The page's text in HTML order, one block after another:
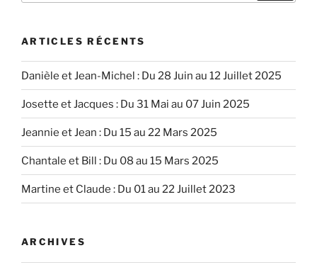
ARTICLES RÉCENTS
Danièle et Jean-Michel : Du 28 Juin au 12 Juillet 2025
Josette et Jacques : Du 31 Mai au 07 Juin 2025
Jeannie et Jean : Du 15 au 22 Mars 2025
Chantale et Bill : Du 08 au 15 Mars 2025
Martine et Claude : Du 01 au 22 Juillet 2023
ARCHIVES